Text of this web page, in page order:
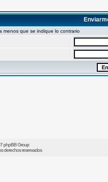
menos que se indique lo contrario
phpBB Group
derechos reservados